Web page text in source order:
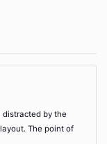
by the
The point of